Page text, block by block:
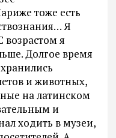
тоже есть
Я
возрастом я
Долгое время
и животных,
на латинском
и
ходить в музеи,